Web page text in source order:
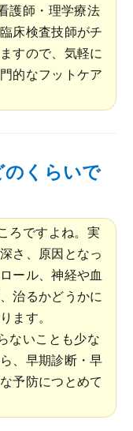
護師・理学療法
床検査技師がチ
すので、気軽に
的なフットケア
くらいで
ろですよね。実
さ、原因となっ
ール、神経や血
治るかどうかに
ます。
ないことも少な
、早期診断・早
予防につとめて